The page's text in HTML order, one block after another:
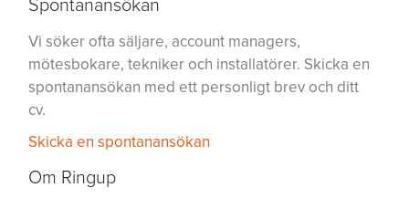
Spontanansökan
Vi söker ofta säljare, account managers,
mötesbokare, tekniker och installatörer. Skicka en
spontanansökan med ett personligt brev och ditt
cv.
Skicka en spontanansökan
Om Ringup